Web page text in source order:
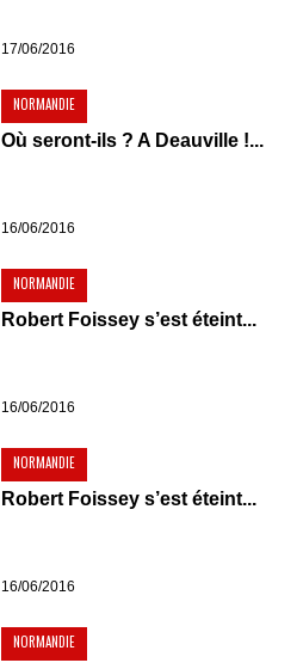
17/06/2016
NORMANDIE
Où seront-ils ? A Deauville !...
16/06/2016
NORMANDIE
Robert Foissey s’est éteint...
16/06/2016
NORMANDIE
Robert Foissey s’est éteint...
16/06/2016
NORMANDIE